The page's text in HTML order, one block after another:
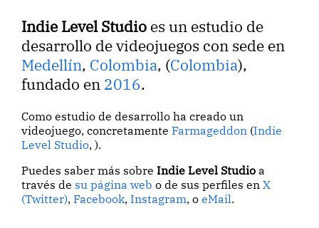
Indie Level Studio es un estudio de
desarrollo de videojuegos con sede en
Medellín, Colombia, (Colombia),
fundado en 2016.
Como estudio de desarrollo ha creado un
videojuego, concretamenteFarmageddon (Indie
Level Studio, ).
Puedes saber más sobreIndie Level Studio a
través de su página web o de sus perfiles enX
(Twitter),Facebook,Instagram, oeMail.